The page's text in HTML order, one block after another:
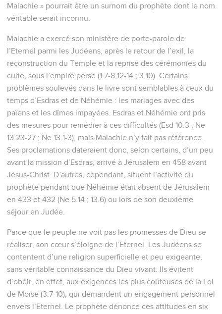
Malachie » pourrait être un surnom du prophète dont le nom
véritable serait inconnu.
Malachie a exercé son ministère de porte-parole de
l’Eternel parmi les Judéens, après le retour de l’exil, la
reconstruction du Temple et la reprise des cérémonies du
culte, sous l’empire perse (1.7-8,12-14 ; 3.10). Certains
problèmes soulevés dans le livre sont semblables à ceux du
temps d’Esdras et de Néhémie : les mariages avec des
païens et les dîmes impayées. Esdras et Néhémie ont pris
des mesures pour remédier à ces difficultés (Esd 10.3 ; Ne
13.23-27 ; Ne 13.1-3), mais Malachie n’y fait pas référence.
Ses proclamations dateraient donc, selon certains, d’un peu
avant la mission d’Esdras, arrivé à Jérusalem en 458 avant
Jésus-Christ. D’autres, cependant, situent l’activité du
prophète pendant que Néhémie était absent de Jérusalem
en 433 et 432 (Ne 5.14 ; 13.6) ou lors de son deuxième
séjour en Judée.
Parce que le peuple ne voit pas les promesses de Dieu se
réaliser, son cœur s’éloigne de l’Eternel. Les Judéens se
contentent d’une religion superficielle et peu exigeante,
sans véritable connaissance du Dieu vivant. Ils évitent
d’obéir, en effet, aux exigences les plus coûteuses de la Loi
de Moïse (3.7-10), qui demandent un engagement personnel
envers l’Eternel. Le prophète dénonce ces attitudes en six